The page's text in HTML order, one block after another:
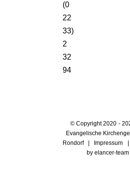
(0
22
33)
2
32
94
© Copyright 2020 -
Evangelische
Rondorf |
Impressum
by elancer-team